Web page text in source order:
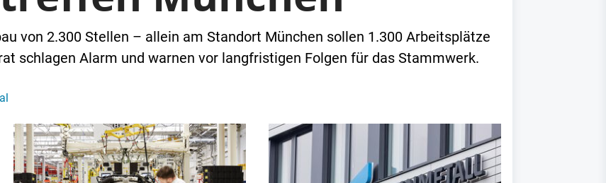
von 2.300 Stellen – allein am Standort München sollen 1.300 Arbeitsplätze
schlagen Alarm und warnen vor langfristigen Folgen für das Stammwerk.